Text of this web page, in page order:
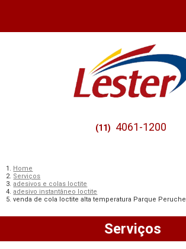
(11) 4061-1200
Home
Serviços
adesivos e colas loctite
adesivo instantâneo loctite
venda de cola loctite alta temperatura Parque Peruche
Serviços